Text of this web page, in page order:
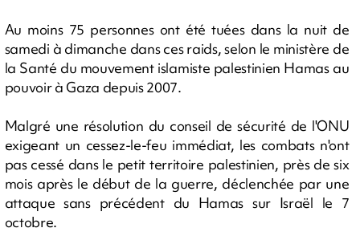
Au moins 75 personnes ont été tuées dans la nuit de
samedi à dimanche dans ces raids, selon le ministère de
la Santé du mouvement islamiste palestinien Hamas au
pouvoir à Gaza depuis 2007.
Malgré une résolution du conseil de sécurité de l'ONU
exigeant un cessez-le-feu immédiat, les combats n'ont
pas cessé dans le petit territoire palestinien, près de six
mois après le début de la guerre, déclenchée par une
attaque sans précédent du Hamas sur Israël le 7
octobre.